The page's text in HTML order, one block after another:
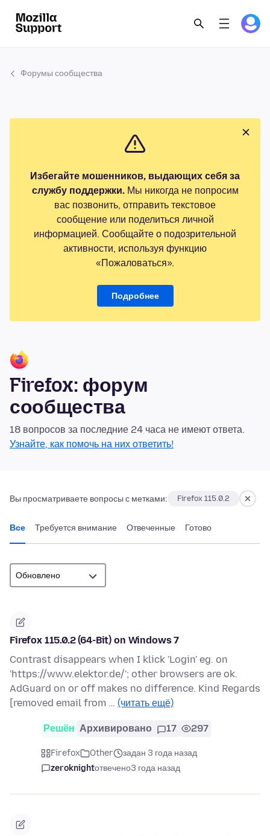
Форумы сообщества
Избегайте мошенников, выдающих себя за
службу поддержки.Мы никогда не попросим
вас позвонить, отправить текстовое
сообщение или поделиться личной
информацией. Сообщайте о подозрительной
активности, используя функцию
«Пожаловаться».
Подробнее
Firefox: форум
сообщества
18 вопросов за последние 24 часа не имеют ответа.
Узнайте, как помочь на них ответить!
Вы просматриваете вопросы с метками: Firefox 115.0.2
Все Требуется внимание Отвеченные Готово
Firefox 115.0.2 (64-Bit) on Windows 7
Contrast disappears when I klick 'Login' eg. on
'https://www.elektor.de/'; other browsers are ok.
AdGuard on or off makes no difference. Kind Regards
[removed email from … (читать ещё)
Решён Архивировано 17 297
Firefox Other
задан 3 года назад
zeroknightотвечено3 года назад